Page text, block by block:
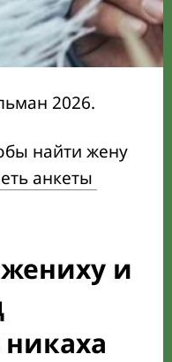
2026.
найти жену
анкеты
и